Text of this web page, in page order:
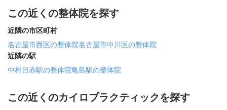
この近くの整体院を探す
近隣の市区町村
名古屋市西区の整体院名古屋市中川区の整体院
近隣の駅
中村日赤駅の整体院亀島駅の整体院
この近くのカイロプラクティックを探す